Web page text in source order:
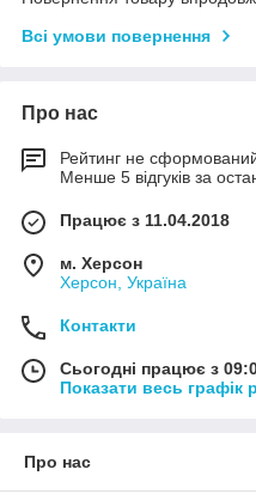
Всі умови повернення
Про нас
Рейтинг не
Менше 5 відгуків за
Працює з 11.04.2018
м. Херсон
Херсон, Україна
Контакти
Сьогодні працює з
Показати весь графік
Про нас